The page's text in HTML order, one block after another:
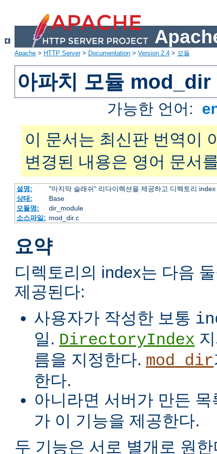
Apache > HTTP Server> Documentation > Version 2.4 > 모듈
아파치 모듈 mod_dir
가능한 언어:
이 문서는 최신판 번역이
변경된 내용은 영어 문서
설명:
"마지막 슬래쉬" 리다이렉션을 제공하고 디렉토리
상태:
Base
모듈명:
dir_module
소스파일: mod_dir.c
요약
디렉토리의 index는 다음
제공된다:
사용자가 작성한 보통
일. DirectoryIndex
름을 지정한다. mod_dir
한다.
아니라면 서버가 만든
가 이 기능을 제공한다.
두 기능은 서로 별개로 원